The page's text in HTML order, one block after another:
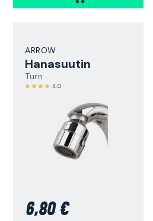
ARROW
Hanasuutin
Turn
4,0
6,80 €